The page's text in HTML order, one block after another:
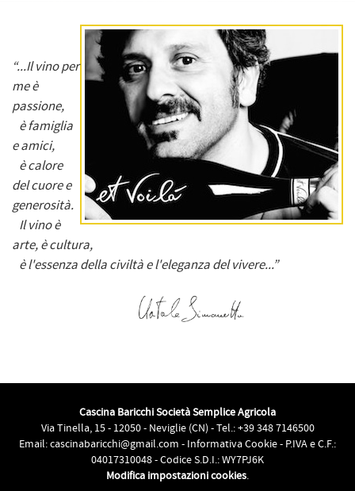
“...Il vino per
me è
passione,
è famiglia
e amici,
è calore
del cuore e
generosità.
Il vino è
arte, è cultura,
è l'essenza della civiltà e l'eleganza del vivere...”
Cascina Baricchi Società Semplice Agricola
Via Tinella, 15 - 12050 - Neviglie (CN) - Tel.:+39 348 7146500
Email:cascinabaricchi@gmail.com - Informativa Cookie- P.IVA e C.F.:
04017310048 - Codice S.D.I.: WY7PJ6K
Modifica impostazioni cookies.